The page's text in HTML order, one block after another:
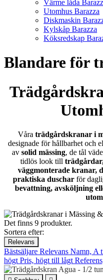
Värme låda
Utomhus Barazza
Diskmaskin
Kylskåp Barazza
Köksredskap
Blandare för
Våra trädgårdskranar i
designade för hållbarhet och
av solid mässing, de tål
tidlös look till
väggmonterade kranar,
praktiska duschar för
bevattning, avsköljning
Det finns 9 produkter.
Sortera efter:
Relevans
Bästsäljare Relevans Namn, A
högt Pris, högt till lågt